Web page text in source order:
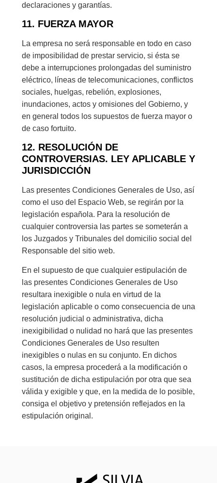
declaraciones y garantías.
11. FUERZA MAYOR
La empresa no será responsable en todo en caso
de imposibilidad de prestar servicio, si ésta se
debe a interrupciones prolongadas del suministro
eléctrico, líneas de telecomunicaciones, conflictos
sociales, huelgas, rebelión, explosiones,
inundaciones, actos y omisiones del Gobierno, y
en general todos los supuestos de fuerza mayor o
de caso fortuito.
12. RESOLUCIÓN DE
CONTROVERSIAS. LEY APLICABLE Y
JURISDICCIÓN
Las presentes Condiciones Generales de Uso, así
como el uso del Espacio Web, se regirán por la
legislación española. Para la resolución de
cualquier controversia las partes se someterán a
los Juzgados y Tribunales del domicilio social del
Responsable del sitio web.
En el supuesto de que cualquier estipulación de
las presentes Condiciones Generales de Uso
resultara inexigible o nula en virtud de la
legislación aplicable o como consecuencia de una
resolución judicial o administrativa, dicha
inexigibilidad o nulidad no hará que las presentes
Condiciones Generales de Uso resulten
inexigibles o nulas en su conjunto. En dichos
casos, la empresa procederá a la modificación o
sustitución de dicha estipulación por otra que sea
válida y exigible y que, en la medida de lo posible,
consiga el objetivo y pretensión reflejados en la
estipulación original.